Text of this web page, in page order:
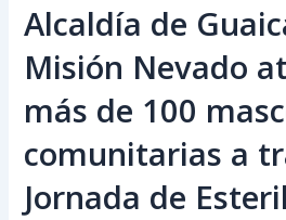
Alcaldía de
Misión Nevado
más de 100
comunitarias a
Jornada de